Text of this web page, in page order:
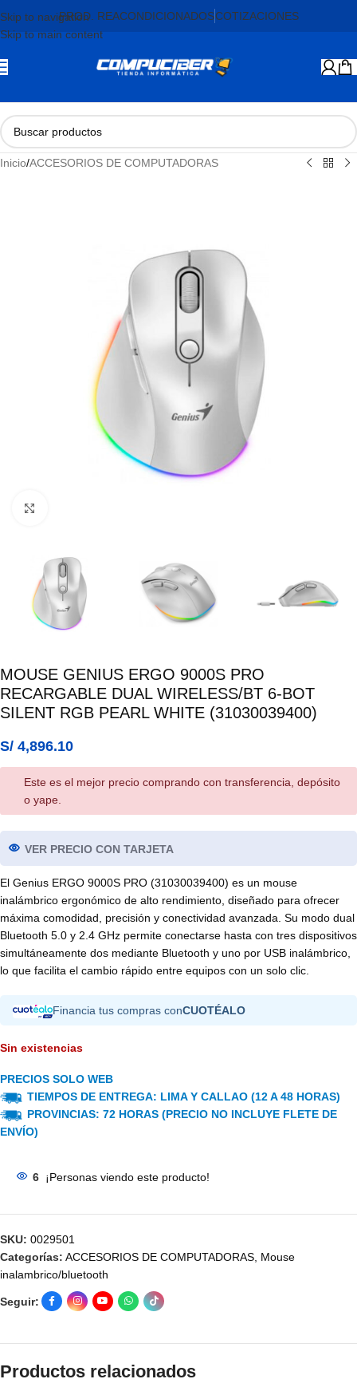
Skip to navigation
Skip to main content
PROD. REACONDICIONADOSCOTIZACIONES
Inicio/ACCESORIOS DE COMPUTADORAS
MOUSE GENIUS ERGO 9000S PRO
RECARGABLE DUAL WIRELESS/BT 6-BOT
SILENT RGB PEARL WHITE (31030039400)
S/ 4,896.10
Este es el mejor precio comprando con transferencia, depósito
o yape.
VER PRECIO CON TARJETA
El Genius ERGO 9000S PRO (31030039400) es un mouse
inalámbrico ergonómico de alto rendimiento, diseñado para ofrecer
máxima comodidad, precisión y conectividad avanzada. Su modo dual
Bluetooth 5.0 y 2.4 GHz permite conectarse hasta con tres dispositivos
simultáneamente dos mediante Bluetooth y uno por USB inalámbrico,
lo que facilita el cambio rápido entre equipos con un solo clic.
Financia tus compras conCUOTÉALO
Sin existencias
PRECIOS SOLO WEB
TIEMPOS DE ENTREGA: LIMA Y CALLAO (12 A 48 HORAS)
PROVINCIAS: 72 HORAS (PRECIO NO INCLUYE FLETE DE
ENVÍO)
6 ¡Personas viendo este producto!
SKU: 0029501
Categorías: ACCESORIOS DE COMPUTADORAS, Mouse
inalambrico/bluetooth
Seguir:
Productos relacionados